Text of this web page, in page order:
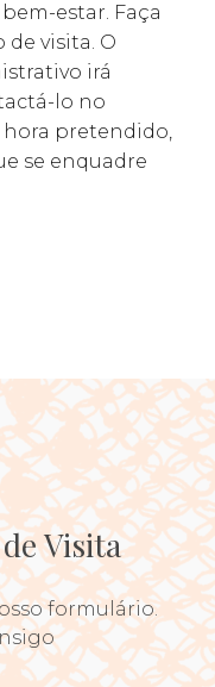
estar. Faça
de visita. O
irá
lo no
hora pretendido,
se enquadre
Visita
formulário.